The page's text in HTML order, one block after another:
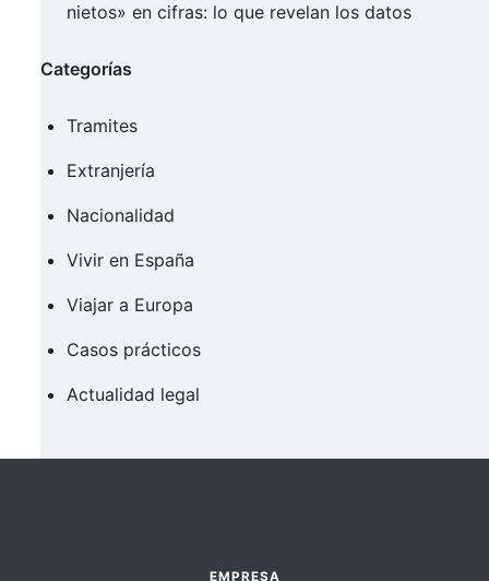
nietos» en cifras: lo que revelan los datos
Categorías
Tramites
Extranjería
Nacionalidad
Vivir en España
Viajar a Europa
Casos prácticos
Actualidad legal
EMPRESA